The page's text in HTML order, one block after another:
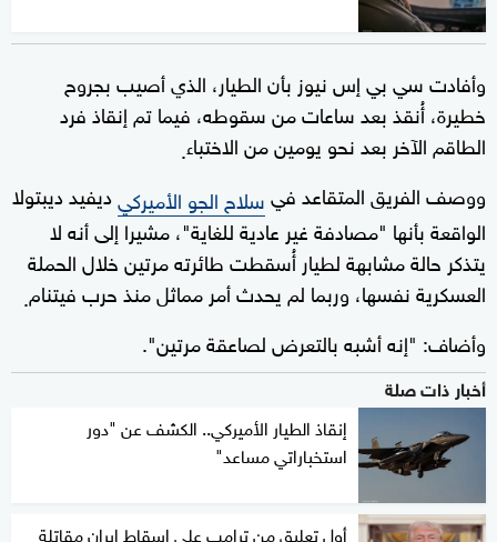
وأفادت سي بي إس نيوز بأن الطيار، الذي أصيب بجروح
خطيرة، أُنقذ بعد ساعات من سقوطه، فيما تم إنقاذ فرد
الطاقم الآخر بعد نحو يومين من الاختباء.
ووصف الفريق المتقاعد فيسلاح الجو الأميركيديفيد ديبتولا
الواقعة بأنها "مصادفة غير عادية للغاية"، مشيرا إلى أنه لا
يتذكر حالة مشابهة لطيار أُسقطت طائرته مرتين خلال الحملة
العسكرية نفسها، وربما لم يحدث أمر مماثل منذ حرب فيتنام.
وأضاف: "إنه أشبه بالتعرض لصاعقة مرتين".
أخبار ذات صلة
إنقاذ الطيار الأميركي.. الكشف عن "دور
استخباراتي مساعد"
أول تعليق من ترامب على إسقاط إيران مقاتلة